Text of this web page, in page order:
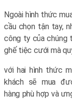
Ngoài hình thức
cầu chọn tận tay,
công ty của chúng
ghế tiệc cưới mà
với hai hình thức
khách sẽ mua
hàng phù hợp và